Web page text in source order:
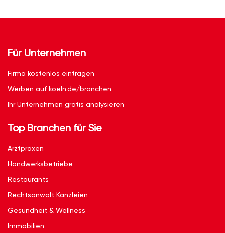
Für Unternehmen
Firma kostenlos eintragen
Werben auf koeln.de/branchen
Ihr Unternehmen gratis analysieren
Top Branchen für Sie
Arztpraxen
Handwerksbetriebe
Restaurants
Rechtsanwalt Kanzleien
Gesundheit & Wellness
Immobilien